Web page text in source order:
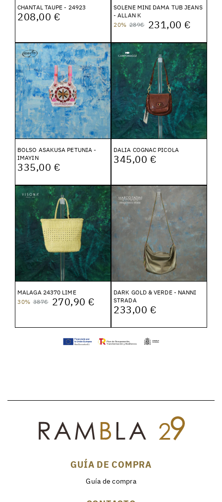
CHANTAL TAUPE - 24923
208,00 €
SOLENE MINI DAMA TUB JEANS
- ALLAN K
20% 289€ 231,00 €
BOLSO ASAKUSA PETUNIA -
IMAYIN
335,00 €
DALIA COGNAC PICOLA
345,00 €
MALAGA 24370 LIME
30% 387€ 270,90 €
DARK GOLD & VERDE - NANNI
STRADA
233,00 €
GUÍA DE COMPRA
Guía de compra